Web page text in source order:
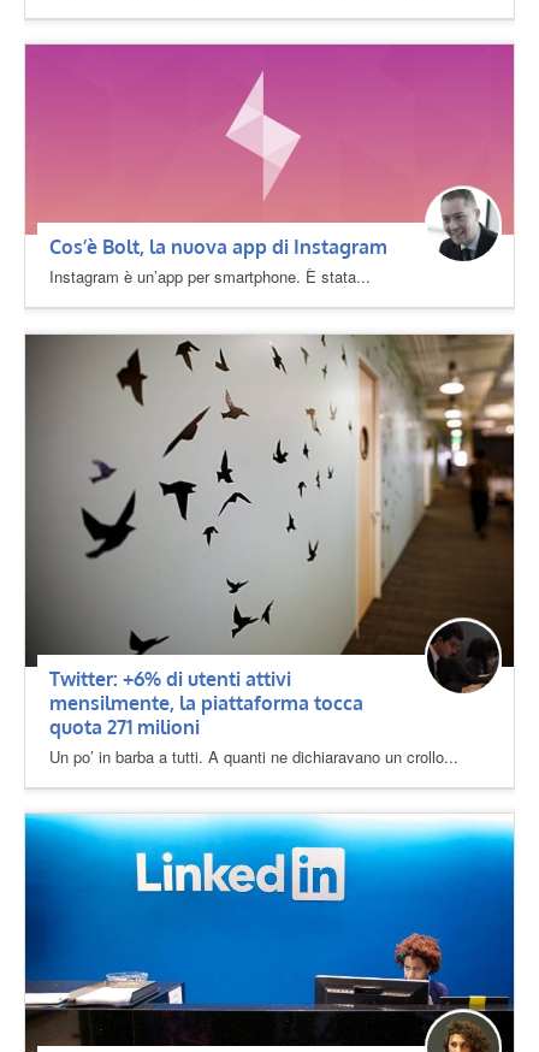
Cos’è Bolt, la nuova app di Instagram
Instagram è un’app per smartphone. È stata...
Twitter: +6% di utenti attivi
mensilmente, la piattaforma tocca
quota 271 milioni
Un po’ in barba a tutti. A quanti ne dichiaravano un crollo...